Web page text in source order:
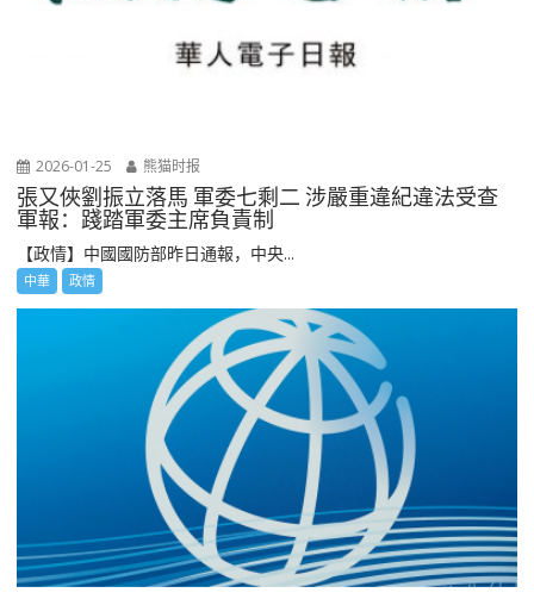
2026-01-25 熊猫时报
張又俠劉振立落馬 軍委七剩二 涉嚴重違紀違法受查
軍報：踐踏軍委主席負責制
【政情】中國國防部昨日通報，中央...
中華 政情